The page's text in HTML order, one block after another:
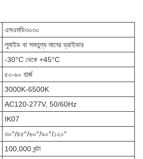
এসএমডি৩০৩০
লুমাইড বা সমতুল্য মানের ড্রাইভার
-30°C থেকে +45°C
৫০-৬০ হার্জ
3000K-6500K
AC120-277V, 50/60Hz
IK07
৩০°/৪৫°/৬০°/৯০°/১২০°
100,000 ঘন্টা